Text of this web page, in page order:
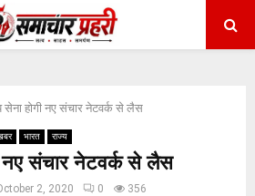
सेना होगी नए संचार नेटवर्क से लैस
भारत राज्य
नए संचार नेटवर्क से लैस
2, 2020 0 356